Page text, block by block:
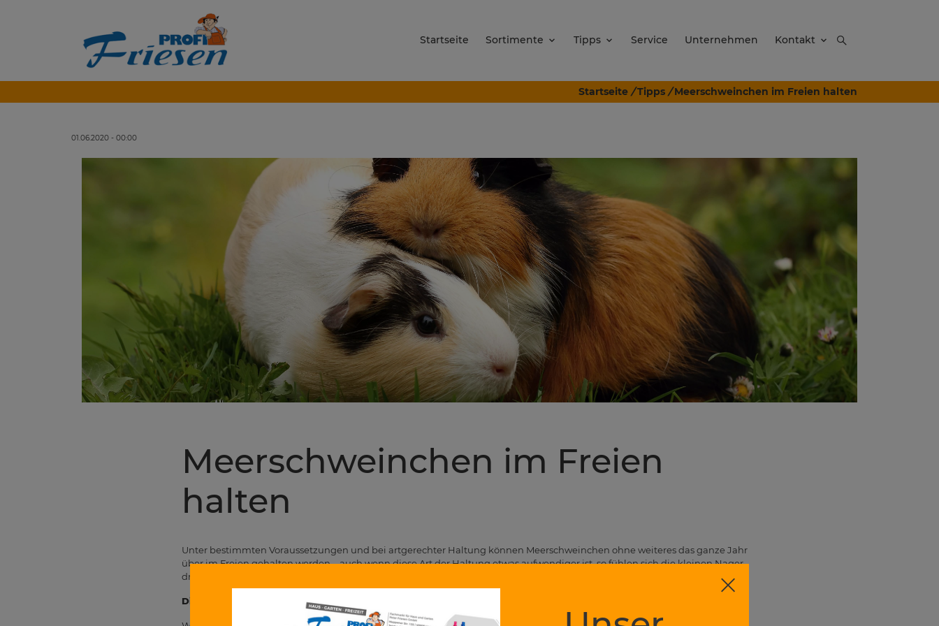
Startseite Sortimente Tipps Service Unternehmen Kontakt
Startseite / Tipps / Meerschweinchen im Freien halten
01.06.2020 - 00:00
Meerschweinchen im Freien
halten
Unter bestimmten Voraussetzungen und bei artgerechter Haltung können Meerschweinchen ohne weiteres das ganze Jahr
über im Freien gehalten werden – auch wenn diese Art der Haltung etwas aufwendiger ist, so fühlen sich die kleinen Nager
draußen an der frischen Luft doch am wohlsten.
Die Umgewöhnung